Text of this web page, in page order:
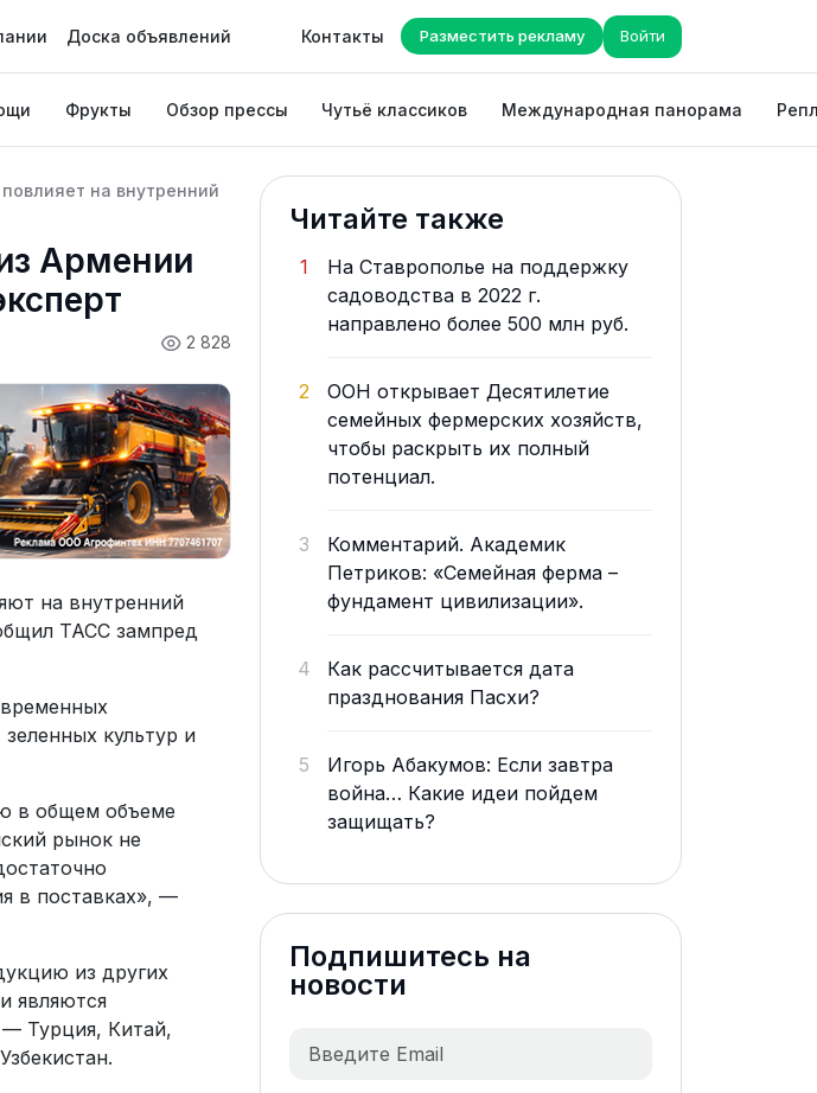
Доска объявлений Контакты Разместить рекламу Войти
Фрукты Обзор прессы Чутьё классиков Международная панорама
на внутренний
Армении
2 828
на внутренний
ТАСС зампред
культур и
в общем объеме
рынок не
в поставках», —
из других
являются
— Турция, Китай,
Читайте также
1
На Ставрополье на поддержку
садоводства в 2022 г.
направлено более 500 млн руб.
2
ООН открывает Десятилетие
семейных фермерских хозяйств,
чтобы раскрыть их полный
потенциал.
3
Комментарий. Академик
Петриков: «Семейная ферма –
фундамент цивилизации».
4
Как рассчитывается дата
празднования Пасхи?
5
Игорь Абакумов: Если завтра
война… Какие идеи пойдем
защищать?
Подпишитесь на
новости